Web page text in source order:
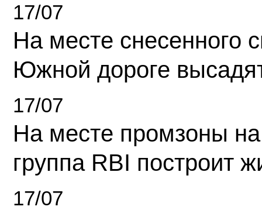
17/07
На месте снесенного
Южной дороге
17/07
На месте промзоны
группа RBI построит
17/07